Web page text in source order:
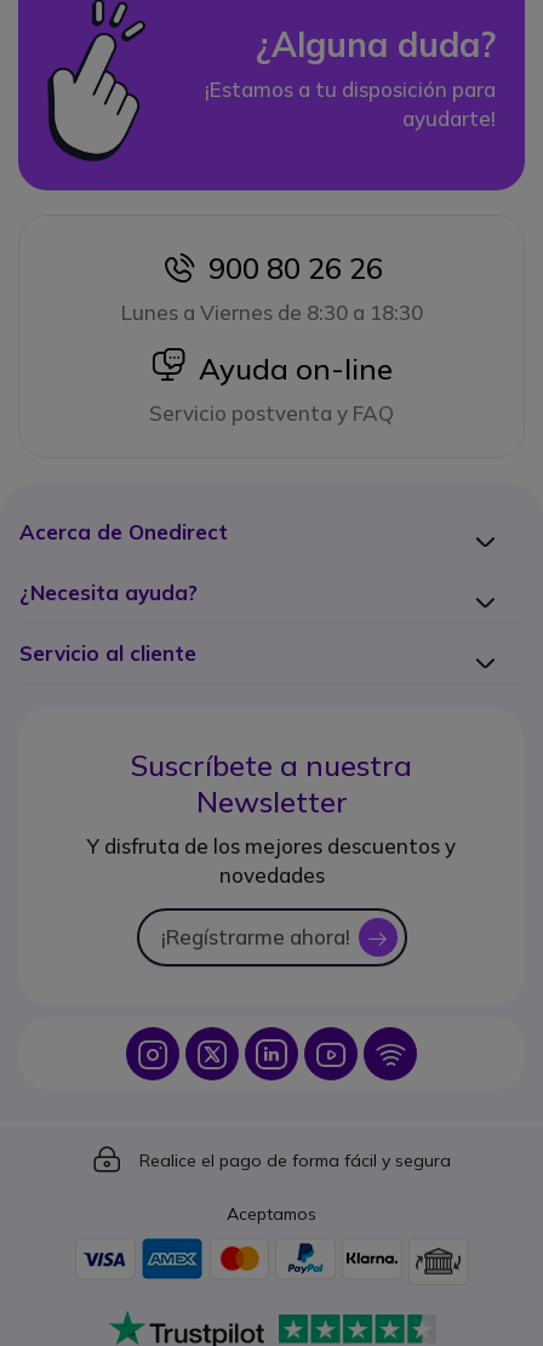
¿Alguna duda?
¡Estamos a tu disposición para
ayudarte!
icon
900 80 26 26
Lunes a Viernes de 8:30 a 18:30
icon
Ayuda on-line
Servicio postventa y FAQ
Acerca de Onedirect
¿Necesita ayuda?
Servicio al cliente
Suscríbete a nuestra
Newsletter
Y disfruta de los mejores descuentos y
novedades
¡Regístrarme ahora! icon
Icon IconIcon Icon Icon
Icon
Realice el pago de forma fácil y segura
Aceptamos